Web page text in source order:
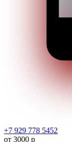
+7 929 778 5452
от 3000 р